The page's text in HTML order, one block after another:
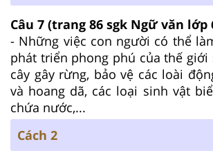
Câu 7 (trang 86 sgk Ngữ văn lớp
- Những việc con người có thể
phát triển phong phú của thế giới
cây gây rừng, bảo vệ các loài
và hoang dã, các loại sinh vật
chứa nước,...
Cách 2